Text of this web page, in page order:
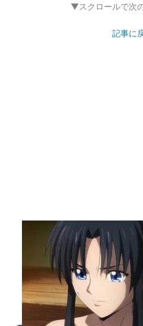
▼スクロールで次
記事に